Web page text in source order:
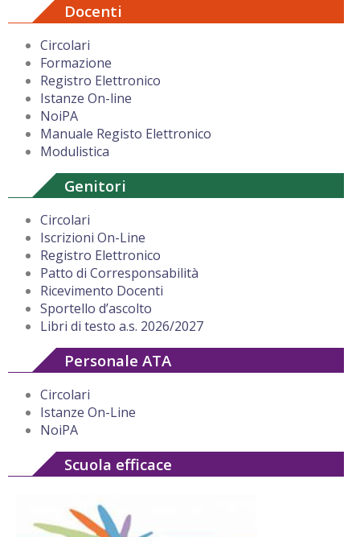
Docenti
Circolari
Formazione
Registro Elettronico
Istanze On-line
NoiPA
Manuale Registo Elettronico
Modulistica
Genitori
Circolari
Iscrizioni On-Line
Registro Elettronico
Patto di Corresponsabilità
Ricevimento Docenti
Sportello d’ascolto
Libri di testo a.s. 2026/2027
Personale ATA
Circolari
Istanze On-Line
NoiPA
Scuola efficace